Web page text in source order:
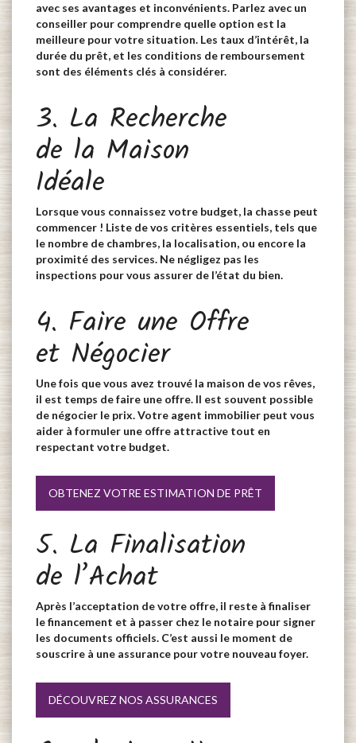
avec ses avantages et inconvénients. Parlez avec un
conseiller pour comprendre quelle option est la
meilleure pour votre situation. Les taux d’intérêt, la
durée du prêt, et les conditions de remboursement
sont des éléments clés à considérer.
3. La Recherche
de la Maison
Idéale
Lorsque vous connaissez votre budget, la chasse peut
commencer ! Liste de vos critères essentiels, tels que
le nombre de chambres, la localisation, ou encore la
proximité des services. Ne négligez pas les
inspections pour vous assurer de l’état du bien.
4. Faire une Offre
et Négocier
Une fois que vous avez trouvé la maison de vos rêves,
il est temps de faire une offre. Il est souvent possible
de négocier le prix. Votre agent immobilier peut vous
aider à formuler une offre attractive tout en
respectant votre budget.
OBTENEZ VOTRE ESTIMATION DE PRÊT
5. La Finalisation
de l’Achat
Après l’acceptation de votre offre, il reste à finaliser
le financement et à passer chez le notaire pour signer
les documents officiels. C’est aussi le moment de
souscrire à une assurance pour votre nouveau foyer.
DÉCOUVREZ NOS ASSURANCES